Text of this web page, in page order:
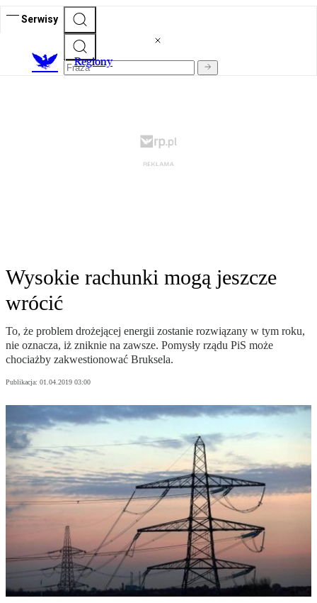
Serwisy
Regiony
Wysokie rachunki mogą jeszcze
wrócić
To, że problem drożejącej energii zostanie rozwiązany w tym roku,
nie oznacza, iż zniknie na zawsze. Pomysły rządu PiS może
chociażby zakwestionować Bruksela.
Publikacja: 01.04.2019 03:00